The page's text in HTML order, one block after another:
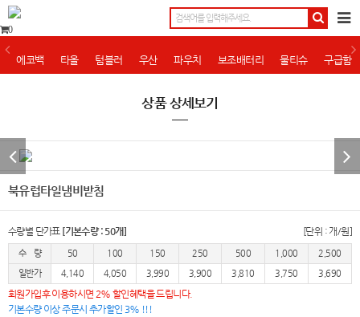
0
에코백 타올 텀블러 우산 파우치 보조배터리 물티슈 구급함
상품 상세보기
북유럽타일냄비받침
수량별 단가표 [기본수량 : 50개] [단위 : 개/원]
수 량 50 100 150 250 500 1,000
2,500
일반가
4,140 4,050 3,990 3,900 3,810 3,750 3,690
회원가입후 이용하시면 2% 할인혜택을 드립니다.
기본수량 이상 주문시 추가할인 3% !!!